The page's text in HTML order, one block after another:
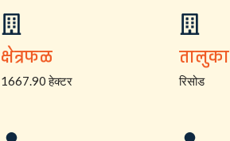
क्षेत्रफळ
1667.90 हेक्टर
तालुका
रिसोड